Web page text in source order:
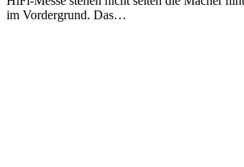
im Vordergrund. Das…